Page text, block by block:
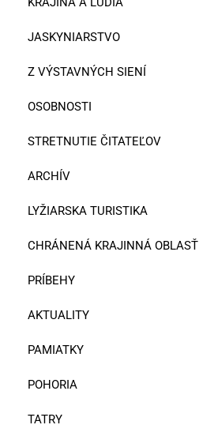
JASKYNIARSTVO
Z VÝSTAVNÝCH SIENÍ
OSOBNOSTI
STRETNUTIE ČITATEĽOV
ARCHÍV
LYŽIARSKA TURISTIKA
CHRÁNENÁ KRAJINNÁ OBLASŤ
PRÍBEHY
AKTUALITY
PAMIATKY
POHORIA
TATRY